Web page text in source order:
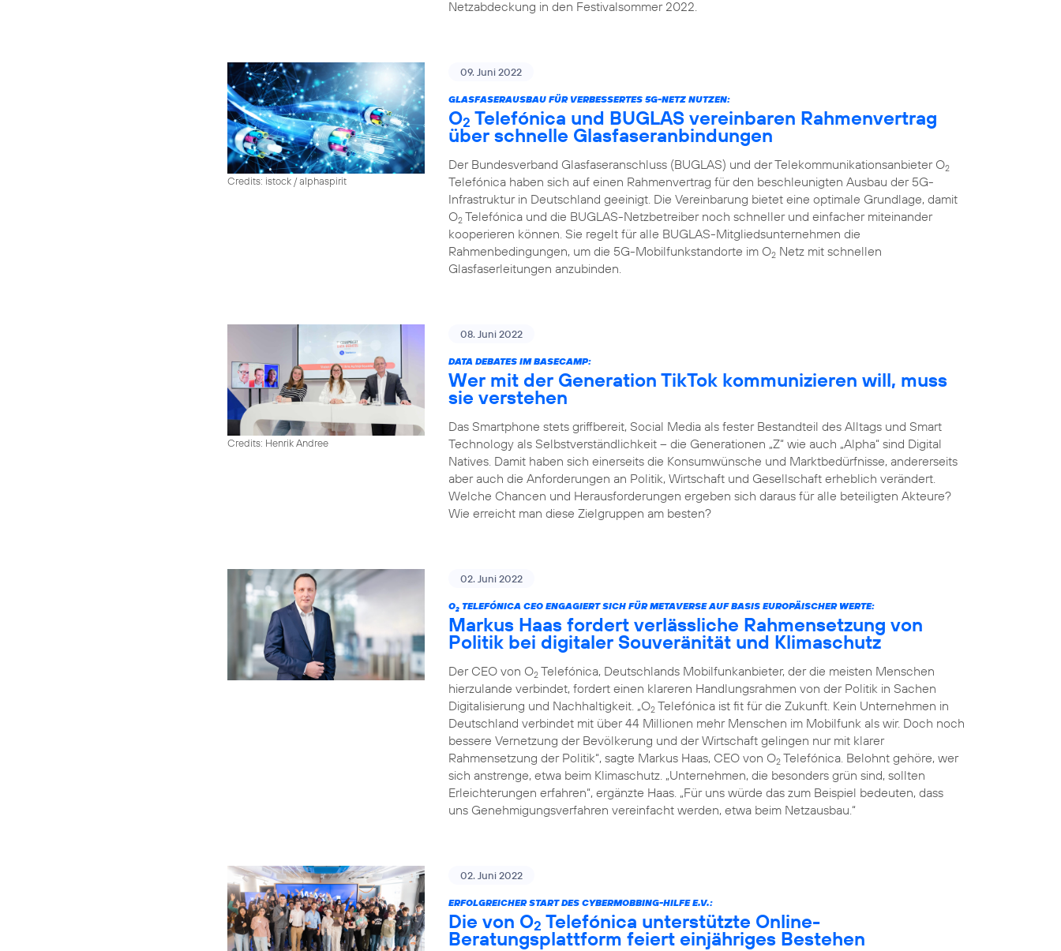
Netzabdeckung in den Festivalsommer 2022.
Credits: istock / alphaspirit
09. Juni 2022
GLASFASERAUSBAU FÜR VERBESSERTES 5G-NETZ NUTZEN:
O2 Telefónica und BUGLAS vereinbaren Rahmenvertrag
über schnelle Glasfaseranbindungen
Der Bundesverband Glasfaseranschluss (BUGLAS) und der Telekommunikationsanbieter O2
Telefónica haben sich auf einen Rahmenvertrag für den beschleunigten Ausbau der 5G-
Infrastruktur in Deutschland geeinigt. Die Vereinbarung bietet eine optimale Grundlage, damit
O2 Telefónica und die BUGLAS-Netzbetreiber noch schneller und einfacher miteinander
kooperieren können. Sie regelt für alle BUGLAS-Mitgliedsunternehmen die
Rahmenbedingungen, um die 5G-Mobilfunkstandorte im O2 Netz mit schnellen
Glasfaserleitungen anzubinden.
Credits: Henrik Andree
08. Juni 2022
DATA DEBATES IM BASECAMP:
Wer mit der Generation TikTok kommunizieren will, muss
sie verstehen
Das Smartphone stets griffbereit, Social Media als fester Bestandteil des Alltags und Smart
Technology als Selbstverständlichkeit – die Generationen „Z“ wie auch „Alpha“ sind Digital
Natives. Damit haben sich einerseits die Konsumwünsche und Marktbedürfnisse, andererseits
aber auch die Anforderungen an Politik, Wirtschaft und Gesellschaft erheblich verändert.
Welche Chancen und Herausforderungen ergeben sich daraus für alle beteiligten Akteure?
Wie erreicht man diese Zielgruppen am besten?
02. Juni 2022
O2 TELEFÓNICA CEO ENGAGIERT SICH FÜR METAVERSE AUF BASIS EUROPÄISCHER WERTE:
Markus Haas fordert verlässliche Rahmensetzung von
Politik bei digitaler Souveränität und Klimaschutz
Der CEO von O2 Telefónica, Deutschlands Mobilfunkanbieter, der die meisten Menschen
hierzulande verbindet, fordert einen klareren Handlungsrahmen von der Politik in Sachen
Digitalisierung und Nachhaltigkeit. „O2 Telefónica ist fit für die Zukunft. Kein Unternehmen in
Deutschland verbindet mit über 44 Millionen mehr Menschen im Mobilfunk als wir. Doch noch
bessere Vernetzung der Bevölkerung und der Wirtschaft gelingen nur mit klarer
Rahmensetzung der Politik“, sagte Markus Haas, CEO von O2 Telefónica. Belohnt gehöre, wer
sich anstrenge, etwa beim Klimaschutz. „Unternehmen, die besonders grün sind, sollten
Erleichterungen erfahren“, ergänzte Haas. „Für uns würde das zum Beispiel bedeuten, dass
uns Genehmigungsverfahren vereinfacht werden, etwa beim Netzausbau.“
02. Juni 2022
ERFOLGREICHER START DES CYBERMOBBING-HILFE E.V.:
Die von O2 Telefónica unterstützte Online-
Beratungsplattform feiert einjähriges Bestehen